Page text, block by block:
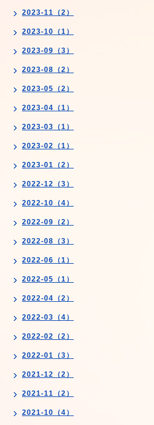
2023-11（2）
2023-10（1）
2023-09（3）
2023-08（2）
2023-05（2）
2023-04（1）
2023-03（1）
2023-02（1）
2023-01（2）
2022-12（3）
2022-10（4）
2022-09（2）
2022-08（3）
2022-06（1）
2022-05（1）
2022-04（2）
2022-03（4）
2022-02（2）
2022-01（3）
2021-12（2）
2021-11（2）
2021-10（4）